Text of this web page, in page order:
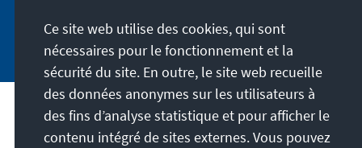
Jetzt abonnieren
Notre mission
Ce site web utilise des cookies, qui sont
nécessaires pour le fonctionnement et la
sécurité du site. En outre, le site web recueille
des données anonymes sur les utilisateurs à
des fins d’analyse statistique et pour afficher le
contenu intégré de sites externes. Vous pouvez